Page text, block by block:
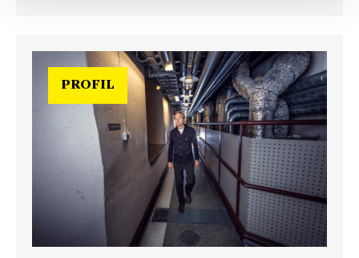
PROFIL